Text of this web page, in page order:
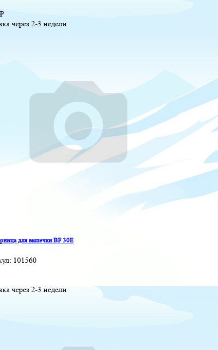
₽
через 2-3 недели
для выпечки BF 30E
101560
через 2-3 недели